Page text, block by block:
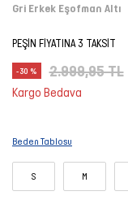
Gri Erkek Eşofman Altı
PEŞİN FİYATINA 3 TAKSİT
-30 % 2.999,95 TL
Kargo Bedava
Beden Tablosu
S M